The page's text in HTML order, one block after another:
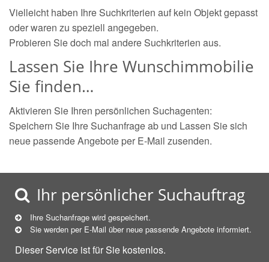
Vielleicht haben Ihre Suchkriterien auf kein Objekt gepasst
oder waren zu speziell angegeben.
Probieren Sie doch mal andere Suchkriterien aus.
Lassen Sie Ihre Wunschimmobilie
Sie finden…
Aktivieren Sie Ihren persönlichen Suchagenten:
Speichern Sie Ihre Suchanfrage ab und Lassen Sie sich
neue passende Angebote per E-Mail zusenden.
Ihr persönlicher Suchauftrag
Ihre Suchanfrage wird gespeichert.
Sie werden per E-Mail über neue passende Angebote informiert.
Dieser Service ist für Sie kostenlos.